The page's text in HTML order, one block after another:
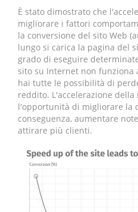
È stato dimostrato che
migliorare i fattori
la conversione del sito Web
lungo si carica la pagina del
grado di eseguire
sito su Internet non funziona
hai tutte le possibilità di
reddito. L'accelerazione
l'opportunità di migliorare la
conseguenza, aumentare
attirare più clienti.